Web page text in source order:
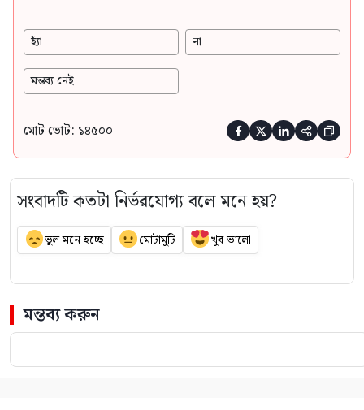
হ্যাঁ না
মন্তব্য নেই
মোট ভোট: ১৪৫০০     
সংবাদটি কতটা নির্ভরযোগ্য বলে মনে হয়?
ভুল মনে হচ্ছে মোটামুটি খুব ভালো
মন্তব্য করুন